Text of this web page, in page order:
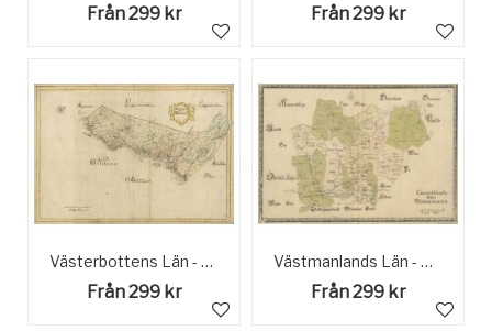
Från 299 kr Från 299 kr
Västerbottens Län - Handmålad Historisk Karta sent 1600-tal
Från 299 kr
Västmanlands Län - Historisk karta sent 1600-tal
Från 299 kr